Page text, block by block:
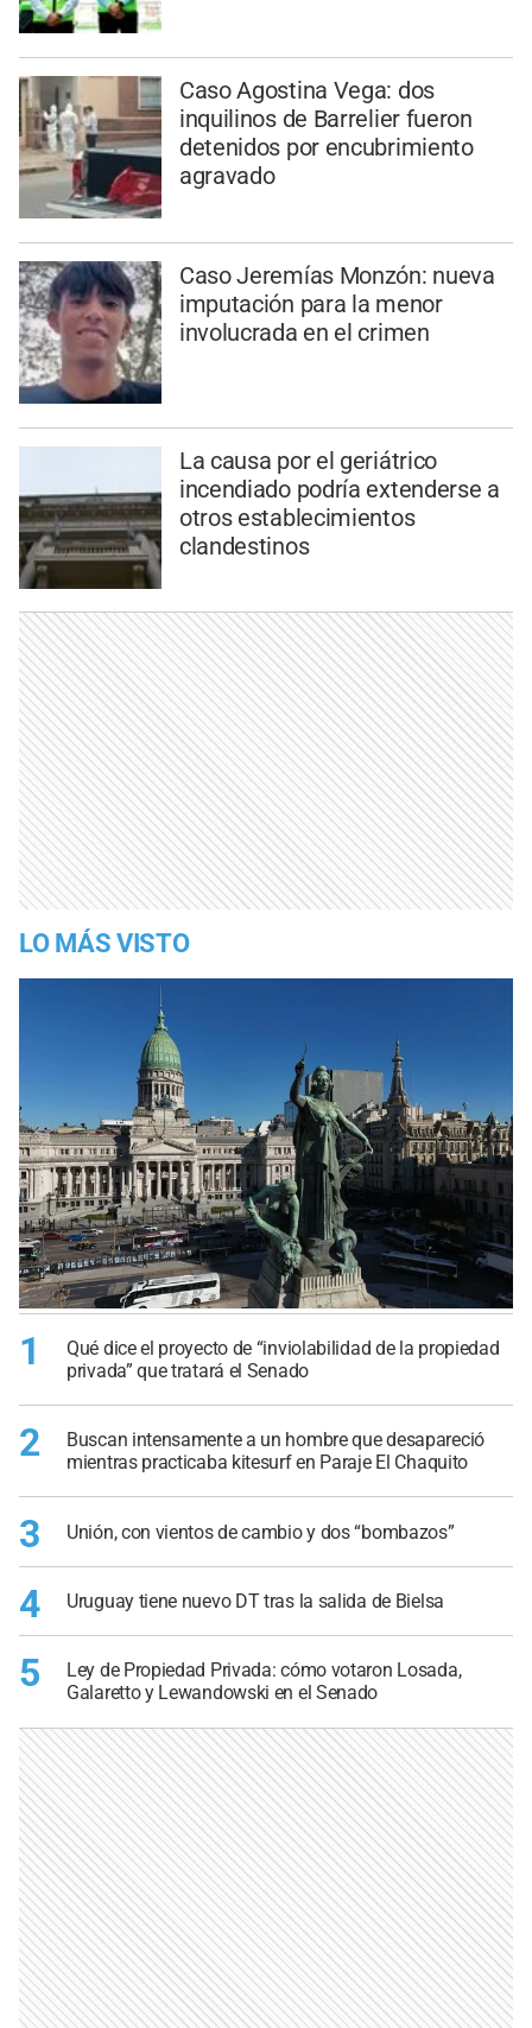
Caso Agostina Vega: dos
inquilinos de Barrelier fueron
detenidos por encubrimiento
agravado
Caso Jeremías Monzón: nueva
imputación para la menor
involucrada en el crimen
La causa por el geriátrico
incendiado podría extenderse a
otros establecimientos
clandestinos
LO MÁS VISTO
1
Qué dice el proyecto de “inviolabilidad de la propiedad
privada” que tratará el Senado
2
Buscan intensamente a un hombre que desapareció
mientras practicaba kitesurf en Paraje El Chaquito
3 Unión, con vientos de cambio y dos “bombazos”
4 Uruguay tiene nuevo DT tras la salida de Bielsa
5
Ley de Propiedad Privada: cómo votaron Losada,
Galaretto y Lewandowski en el Senado